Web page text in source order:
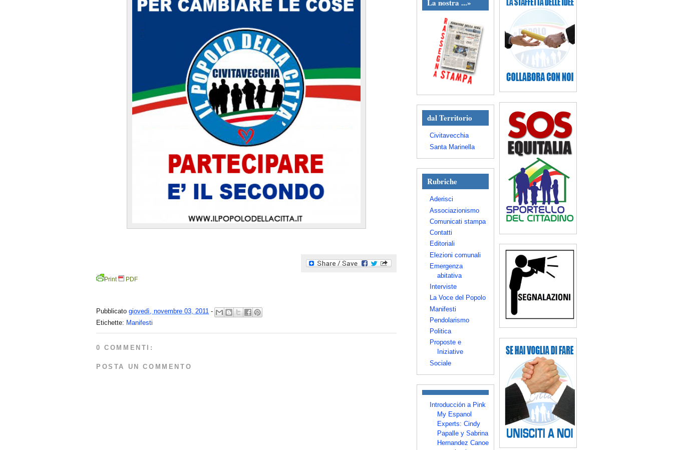
Print PDF
Pubblicato giovedì, novembre 03, 2011 -
Etichette: Manifesti
0 COMMENTI:
POSTA UN COMMENTO
La nostra ...»
dal Territorio
Civitavecchia
Santa Marinella
Rubriche
Aderisci
Associazionismo
Comunicati stampa
Contatti
Editoriali
Elezioni comunali
Emergenza
abitativa
Interviste
La Voce del Popolo
Manifesti
Pendolarismo
Politica
Proposte e
Iniziative
Sociale
Introducción a Pink
My Espanol
Experts: Cindy
Papalle y Sabrina
Hernandez Canoe